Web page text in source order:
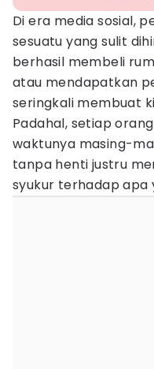
Di era media sosial,
sesuatu yang sulit
berhasil membeli
atau mendapatkan
seringkali membuat
Padahal, setiap
waktunya masing-
tanpa henti justru
syukur terhadap apa